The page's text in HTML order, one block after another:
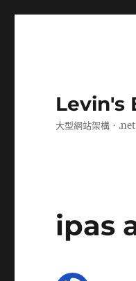
Levin's
大型網站架構．
ipas